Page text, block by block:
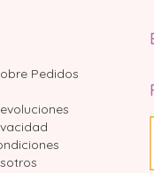
Pedidos